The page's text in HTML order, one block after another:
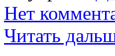
Нет
Читать